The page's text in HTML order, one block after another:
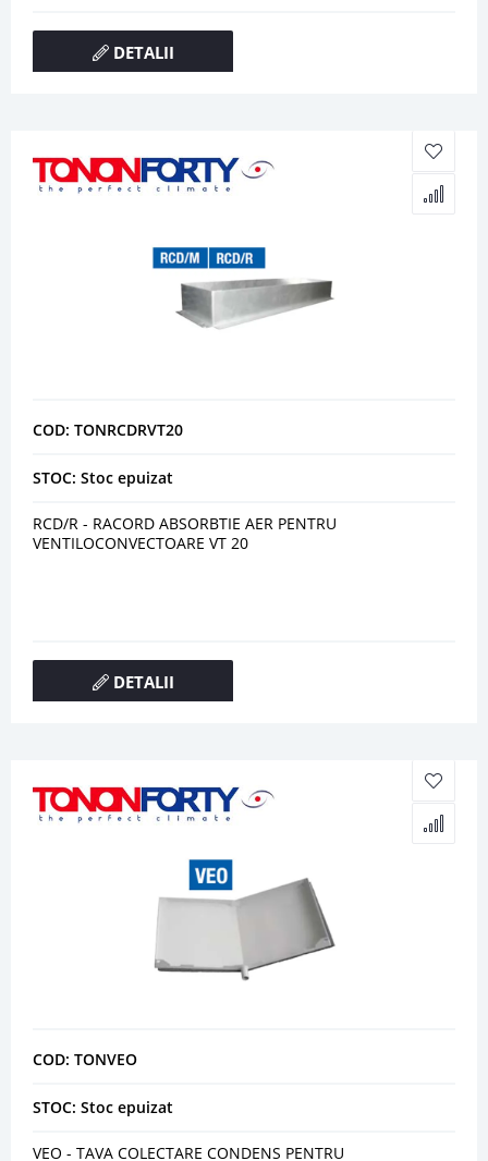
DETALII
COD: TONRCDRVT20
STOC: Stoc epuizat
RCD/R - RACORD ABSORBTIE AER PENTRU
VENTILOCONVECTOARE VT 20
DETALII
COD: TONVEO
STOC: Stoc epuizat
VEO - TAVA COLECTARE CONDENS PENTRU